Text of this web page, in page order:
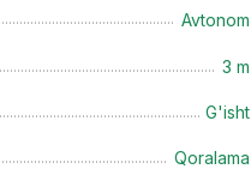
Avtonom
3 m
G'isht
Qoralama